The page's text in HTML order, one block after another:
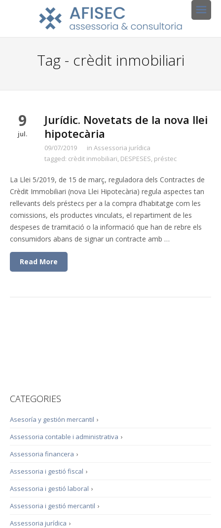
Tag - crèdit inmobiliari
9
jul.
Jurídic. Novetats de la nova llei
hipotecària
09/07/2019 in Assessoria jurídica
tagged: crèdit inmobiliari, DESPESES, préstec
La Llei 5/2019, de 15 de març, reguladora dels Contractes de
Crèdit Immobiliari (nova Llei Hipotecària) regula aspectes tan
rellevants dels préstecs per a la compra d’habitatge com les
comissions, els productes vinculats, el repartiment de les
despeses de tramitació o la informació que han de rebre els
consumidors abans de signar un contracte amb …
Read More
CATEGORIES
›
Asesoría y gestión mercantil
›
Assessoria contable i administrativa
›
Assessoria financera
›
Assessoria i gestió fiscal
›
Assessoria i gestió laboral
›
Assessoria i gestió mercantil
›
Assessoria jurídica